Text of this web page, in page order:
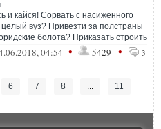
и кайся! Сорвать с насиженного
вуз? Привезти за полстраны
болота? Приказать строить
город на пустом месте?
04:54 • 5429 • 3
6 7 8 ... 11